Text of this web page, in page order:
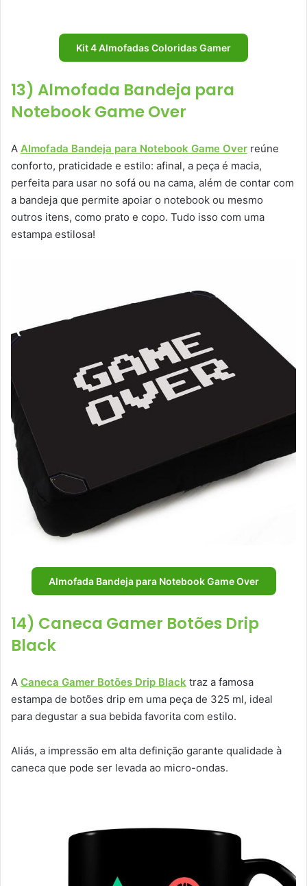
Kit 4 Almofadas Coloridas Gamer
13) Almofada Bandeja para
Notebook Game Over
A Almofada Bandeja para Notebook Game Over reúne
conforto, praticidade e estilo: afinal, a peça é macia,
perfeita para usar no sofá ou na cama, além de contar com
a bandeja que permite apoiar o notebook ou mesmo
outros itens, como prato e copo. Tudo isso com uma
estampa estilosa!
Almofada Bandeja para Notebook Game Over
14) Caneca Gamer Botões Drip
Black
A Caneca Gamer Botões Drip Black traz a famosa
estampa de botões drip em uma peça de 325 ml, ideal
para degustar a sua bebida favorita com estilo.
Aliás, a impressão em alta definição garante qualidade à
caneca que pode ser levada ao micro-ondas.